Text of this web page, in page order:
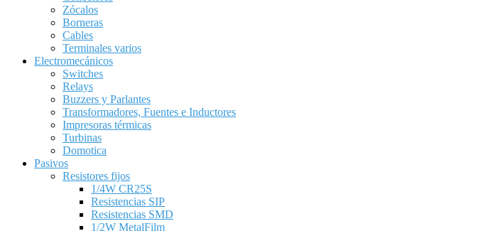
Zócalos
Borneras
Cables
Terminales varios
Electromecánicos
Switches
Relays
Buzzers y Parlantes
Transformadores, Fuentes e Inductores
Impresoras térmicas
Turbinas
Domotica
Pasivos
Resistores fijos
1/4W CR25S
Resistencias SIP
Resistencias SMD
1/2W MetalFilm